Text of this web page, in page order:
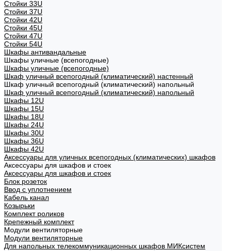
Стойки 33U
Стойки 37U
Стойки 42U
Стойки 45U
Стойки 47U
Стойки 54U
Шкафы антивандальные
Шкафы уличные (всепогодные)
Шкафы уличные (всепогодные)
Шкаф уличный всепогодный (климатический) настенный
Шкаф уличный всепогодный (климатический) напольный
Шкаф уличный всепогодный (климатический) напольный
Шкафы 12U
Шкафы 15U
Шкафы 18U
Шкафы 24U
Шкафы 30U
Шкафы 36U
Шкафы 42U
Аксессуары для уличных всепогодных (климатических) шкафов
Аксессуары для шкафов и стоек
Аксессуары для шкафов и стоек
Блок розеток
Ввод с уплотнением
Кабель канал
Козырьки
Комплект роликов
Крепежный комплект
Модули вентиляторные
Модули вентиляторные
Для напольных телекоммуникационных шкафов МИКсистем